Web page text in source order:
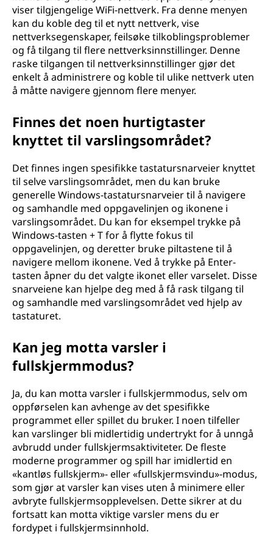
viser tilgjengelige WiFi-nettverk. Fra denne menyen
kan du koble deg til et nytt nettverk, vise
nettverksegenskaper, feilsøke tilkoblingsproblemer
og få tilgang til flere nettverksinnstillinger. Denne
raske tilgangen til nettverksinnstillinger gjør det
enkelt å administrere og koble til ulike nettverk uten
å måtte navigere gjennom flere menyer.
Finnes det noen hurtigtaster
knyttet til varslingsområdet?
Det finnes ingen spesifikke tastatursnarveier knyttet
til selve varslingsområdet, men du kan bruke
generelle Windows-tastatursnarveier til å navigere
og samhandle med oppgavelinjen og ikonene i
varslingsområdet. Du kan for eksempel trykke på
Windows-tasten + T for å flytte fokus til
oppgavelinjen, og deretter bruke piltastene til å
navigere mellom ikonene. Ved å trykke på Enter-
tasten åpner du det valgte ikonet eller varselet. Disse
snarveiene kan hjelpe deg med å få rask tilgang til
og samhandle med varslingsområdet ved hjelp av
tastaturet.
Kan jeg motta varsler i
fullskjermmodus?
Ja, du kan motta varsler i fullskjermmodus, selv om
oppførselen kan avhenge av det spesifikke
programmet eller spillet du bruker. I noen tilfeller
kan varslinger bli midlertidig undertrykt for å unngå
avbrudd under fullskjermsaktiviteter. De fleste
moderne programmer og spill har imidlertid en
«kantløs fullskjerm»- eller «fullskjermsvindu»-modus,
som gjør at varsler kan vises uten å minimere eller
avbryte fullskjermsopplevelsen. Dette sikrer at du
fortsatt kan motta viktige varsler mens du er
fordypet i fullskjermsinnhold.